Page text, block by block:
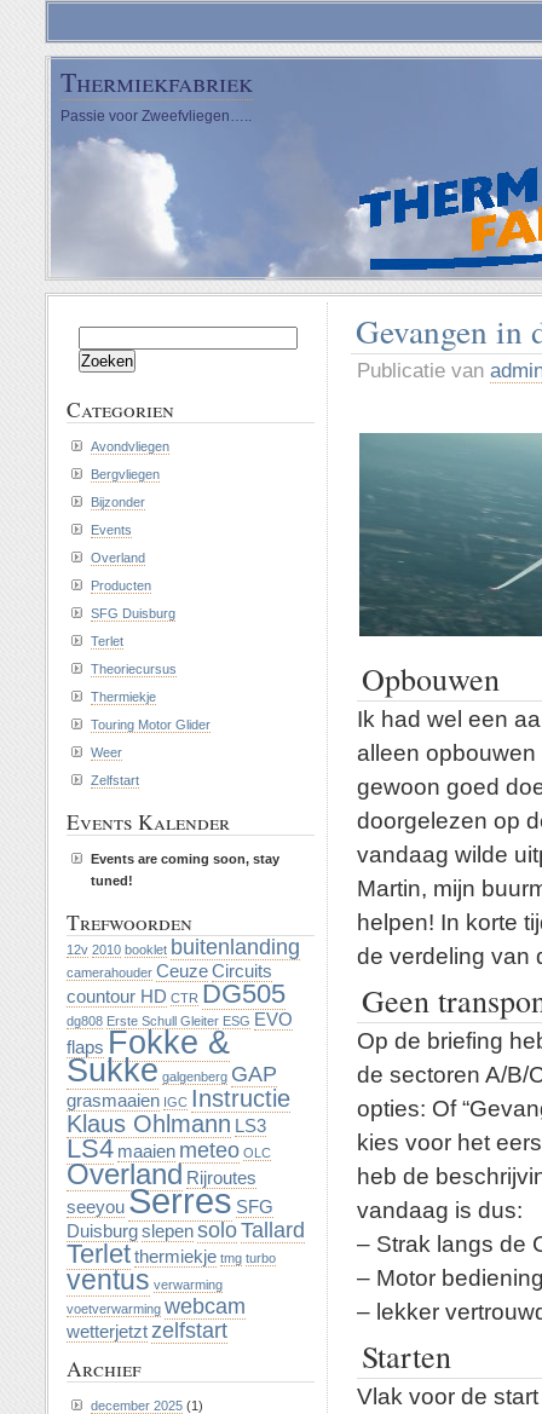
Thermiekfabriek
Passie voor Zweefvliegen…..
Gevangen
Publicatie van
Opbouwen
Ik had wel een
alleen
gewoon goed
doorgelezen op
vandaag wilde
Martin, mijn
helpen! In korte
de verdeling van
Geen
Op de briefing
de sectoren A/B/
opties: Of
kies voor het
heb de
vandaag is dus:
– Strak langs de
– Motor
– lekker
Starten
Vlak voor de
naar:
Categorien
Avondvliegen
Bergvliegen
Bijzonder
Events
Overland
Producten
SFG Duisburg
Terlet
Theoriecursus
Thermiekje
Touring Motor Glider
Weer
Zelfstart
Events Kalender
Events are coming soon, stay
tuned!
Trefwoorden
12v 2010 booklet buitenlanding
camerahouder CeuzeCircuits
countour HD CTR DG505
dg808 Erste Schull Gleiter ESG EVO
flaps Fokke &
Sukke galgenberg GAP
grasmaaien IGC Instructie
Klaus Ohlmann LS3
LS4 maaien meteo OLC
Overland Rijroutes
seeyouSerres SFG
DuisburgslepensoloTallard
Terletthermiekje tmg turbo
ventus verwarming
voetverwarming webcam
wetterjetztzelfstart
Archief
december 2025 (1)